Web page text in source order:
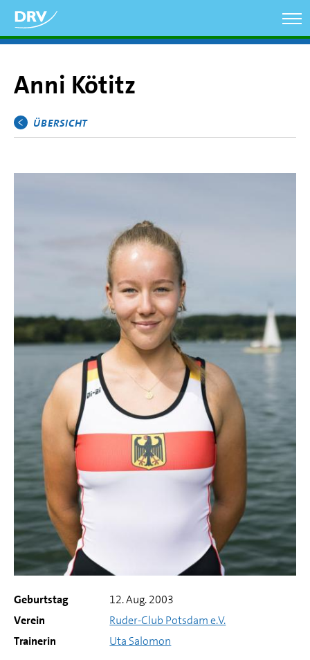
zum
Inhalt
Anni Kötitz
Hauptmenü
ÜBERSICHT
Geburtstag
12. Aug. 2003
Verein
Ruder-Club Potsdam e.V.
Trainerin
Uta Salomon